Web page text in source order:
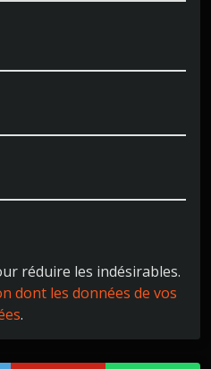
réduire les indésirables.
dont les données de vos
.